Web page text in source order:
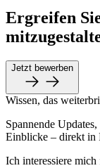
Ergreifen
Jetzt bewerben
Wissen, das
Spannende
Einblicke – direkt in
Ich interessiere